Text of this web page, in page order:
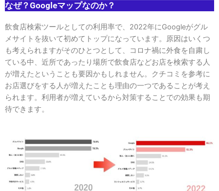
なぜ？ Googleマップなのか？
飲食店検索ツールとしての利用率で、2022年にGoogleがグル
メサイトを抜いて初めてトップになっています。原因はいくつ
も考えられますがそのひとつとして、コロナ禍に外食を自粛し
ている中、近所であったり場所で飲食店などお店を検索する人
が増えたということも要因かもしれません。クチコミを参考に
お店選びをする人が増えたことも理由の一つであることが考え
られます。利用者が増えているから対策することでの効果も期
待できます。